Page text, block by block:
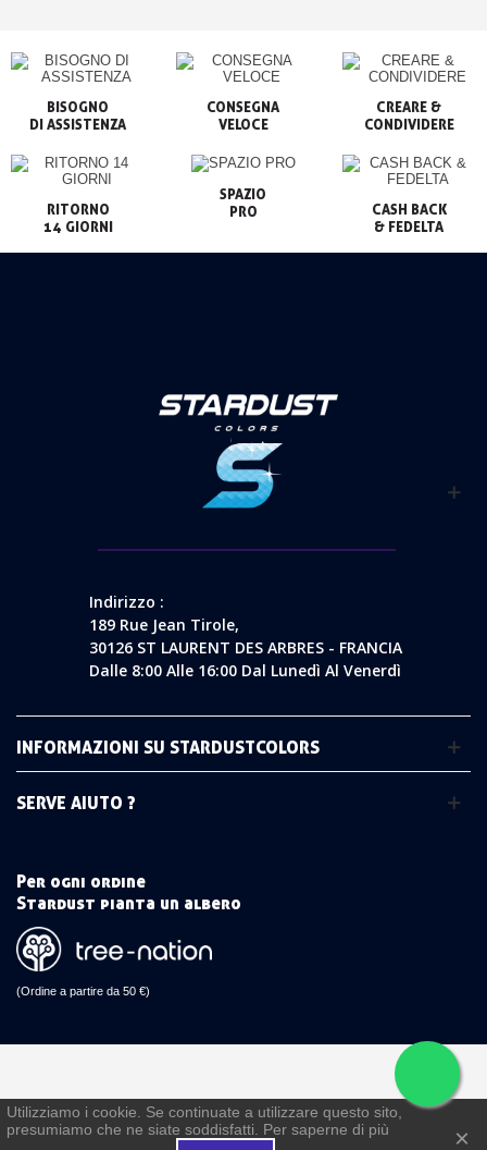
BISOGNO
CONSEGNA
VELOCE
CREARE &
CONDIVIDERE
RITORNO
14 GIORNI
SPAZIO
PRO
CASH BACK
& FEDELTA
Indirizzo :
189 Rue Jean Tirole,
30126 ST LAURENT DES ARBRES - FRANCIA
Dalle 8:00 Alle 16:00 Dal Lunedì Al Venerdì
INFORMAZIONI SU STARDUSTCOLORS
SERVE AIUTO ?
Per ogni ordine
Stardust pianta un albero
(Ordine a partire da 50 €)
Utilizziamo i cookie. Se continuate a utilizzare questo sito,
presumiamo che ne siate soddisfatti. Per saperne di più
×